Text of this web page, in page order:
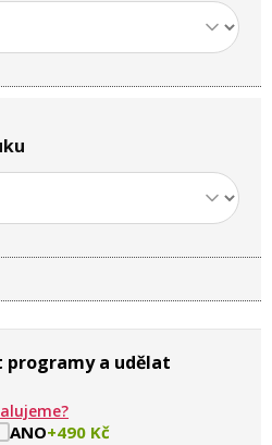
programy a udělat
ANO+490 Kč